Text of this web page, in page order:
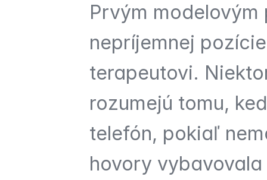
Prvým
nepríjemnej
terapeutovi.
rozumejú tomu,
telefón, pokiaľ
hovory